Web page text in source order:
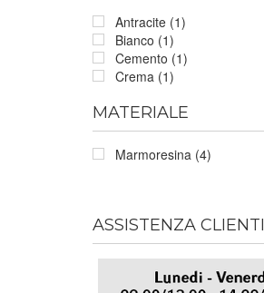
Antracite (1)
Bianco (1)
Cemento (1)
Crema (1)
MATERIALE
Marmoresina (4)
ASSISTENZA CLIENTI